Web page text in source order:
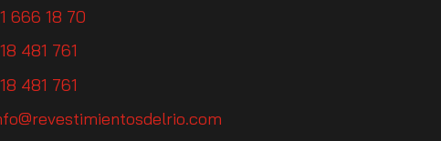
666 18 70
481 761
481 761
revestimientosdelrio.com